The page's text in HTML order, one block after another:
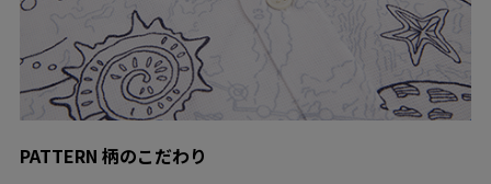
PATTERN 柄のこだわり